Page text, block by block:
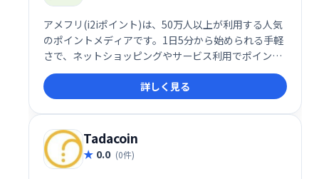
アメフリ(i2iポイント)は、50万人以上が利用する人気
のポイントメディアです。1日5分から始められる手軽
さで、ネットショッピングやサービス利用でポイント
が貯まります。アメフリを経由して対象ショップやブ
ランドを利用するだけでOK！ためたポイントは、現金
やギフト券などに交換できます。今すぐ始めれば、お
得なポイ活ライフがすぐにスタートできます。
詳しく見る
Tadacoin
0.0 (0件)